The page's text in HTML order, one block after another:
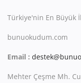
Türkiye'nin En Büyük
bunuokudum.com
Email :
Mehter Çeşme Mh.